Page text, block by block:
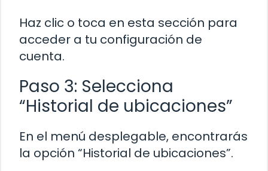
Haz clic o toca en esta sección para
acceder a tu configuración de
cuenta.
Paso 3: Selecciona
“Historial de ubicaciones”
En el menú desplegable, encontrarás
la opción “Historial de ubicaciones”.